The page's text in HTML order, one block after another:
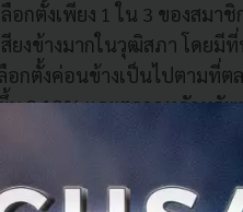
กตั้งเพียง 1 ใน 3 ของสมา
งข้างมากในวุฒิสภา โดยมี
อกตั้งค่อนข้างเป็นไปตามที่
น 2.12% และตลาดหลักทรั
สำหรับเงินบาทต่อดอล
อดอลลาร์สหรัฐฯ